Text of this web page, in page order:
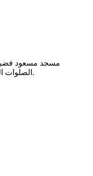
مسجد مسعود فضيل
الصلوات الخمس والجمعة، ويخدم الحي المحيط به.